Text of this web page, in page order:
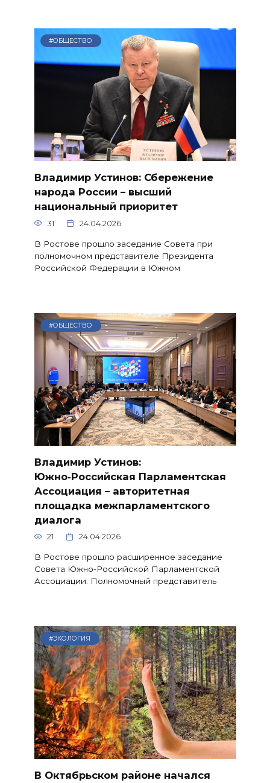
#ОБЩЕСТВО
Владимир Устинов: Сбережение
народа России – высший
национальный приоритет
31 24.04.2026
В Ростове прошло заседание Совета при
полномочном представителе Президента
Российской Федерации в Южном
#ОБЩЕСТВО
Владимир Устинов:
Южно‑Российская Парламентская
Ассоциация – авторитетная
площадка межпарламентского
диалога
21 24.04.2026
В Ростове прошло расширенное заседание
Совета Южно‑Российской Парламентской
Ассоциации. Полномочный представитель
#ЭКОЛОГИЯ
В Октябрьском районе начался